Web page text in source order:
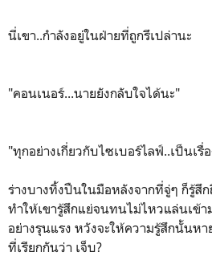
นี่เขา..กำลังอยู่ในฝ่ายที่ถูกรึเปล่านะ
"คอนเนอร์...นายยังกลับใจได้นะ"
"ทุกอย่างเกี่ยวกับไซเบอร์ไลฟ์..เป็นเรื่
ร่างบางทิ้งปืนในมือหลังจากที่จู่ๆ ก็รู้สึ
ทำให้เขารู้สึกแย่จนทนไม่ไหวแล่นเข้า
อย่างรุนแรง หวังจะให้ความรู้สึกนั้นห
ที่เรียกกันว่า เจ็บ?